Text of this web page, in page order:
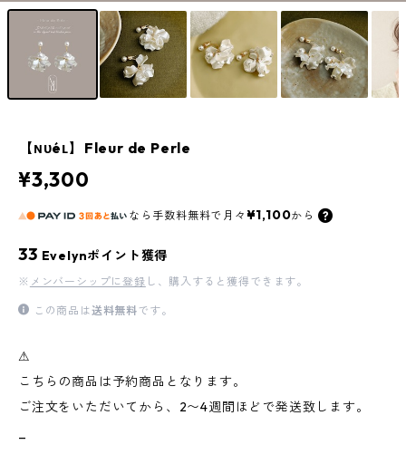
【ɴᴜéʟ】Fleur de Perle
¥3,300
なら 手数料無料で 月々 ¥1,100から
33 Evelynポイント獲得
※ メンバーシップに登録 し、購入すると獲得できます。
この商品は送料無料です。
⚠︎
こちらの商品は予約商品となります。
ご注文をいただいてから、2〜4週間ほどで発送致します。